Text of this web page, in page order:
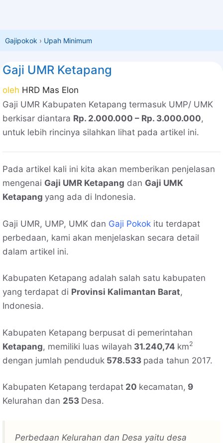
Gajipokok › Upah Minimum
Gaji UMR Ketapang
oleh HRD Mas Elon
Gaji UMR Kabupaten Ketapang termasuk UMP/ UMK
berkisar diantara Rp. 2.000.000 – Rp. 3.000.000,
untuk lebih rincinya silahkan lihat pada artikel ini.
Pada artikel kali ini kita akan memberikan penjelasan
mengenai Gaji UMR Ketapang dan Gaji UMK
Ketapang yang ada di Indonesia.
Gaji UMR, UMP, UMK dan Gaji Pokok itu terdapat
perbedaan, kami akan menjelaskan secara detail
dalam artikel ini.
Kabupaten Ketapang adalah salah satu kabupaten
yang terdapat di Provinsi Kalimantan Barat,
Indonesia.
Kabupaten Ketapang berpusat di pemerintahan
Ketapang, memiliki luas wilayah 31.240,74 km2
dengan jumlah penduduk 578.533 pada tahun 2017.
Kabupaten Ketapang terdapat 20 kecamatan, 9
Kelurahan dan 253 Desa.
Perbedaan Kelurahan dan Desa yaitu desa